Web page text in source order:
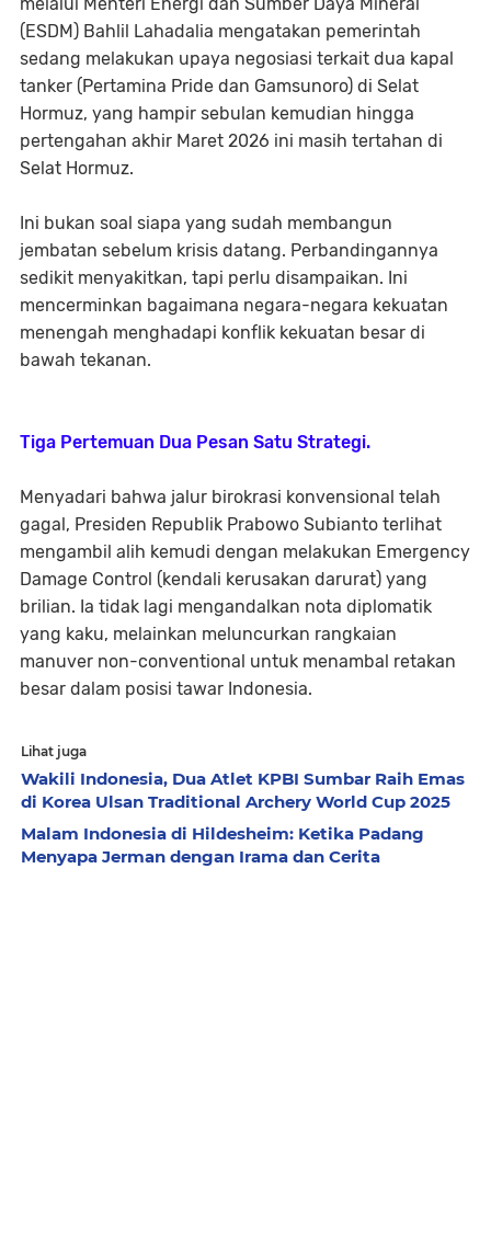
(ESDM) Bahlil Lahadalia mengatakan pemerintah
sedang melakukan upaya negosiasi terkait dua kapal
tanker (Pertamina Pride dan Gamsunoro) di Selat
Hormuz, yang hampir sebulan kemudian hingga
pertengahan akhir Maret 2026 ini masih tertahan di
Selat Hormuz.
Ini bukan soal siapa yang sudah membangun
jembatan sebelum krisis datang. Perbandingannya
sedikit menyakitkan, tapi perlu disampaikan. Ini
mencerminkan bagaimana negara-negara kekuatan
menengah menghadapi konflik kekuatan besar di
bawah tekanan.
Tiga Pertemuan Dua Pesan Satu Strategi.
Menyadari bahwa jalur birokrasi konvensional telah
gagal, Presiden Republik Prabowo Subianto terlihat
mengambil alih kemudi dengan melakukan Emergency
Damage Control (kendali kerusakan darurat) yang
brilian. Ia tidak lagi mengandalkan nota diplomatik
yang kaku, melainkan meluncurkan rangkaian
manuver non-conventional untuk menambal retakan
besar dalam posisi tawar Indonesia.
Lihat juga
Wakili Indonesia, Dua Atlet KPBI Sumbar Raih Emas
di Korea Ulsan Traditional Archery World Cup 2025
Malam Indonesia di Hildesheim: Ketika Padang
Menyapa Jerman dengan Irama dan Cerita